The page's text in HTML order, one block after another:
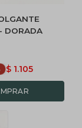
DORADA
$ 1.105